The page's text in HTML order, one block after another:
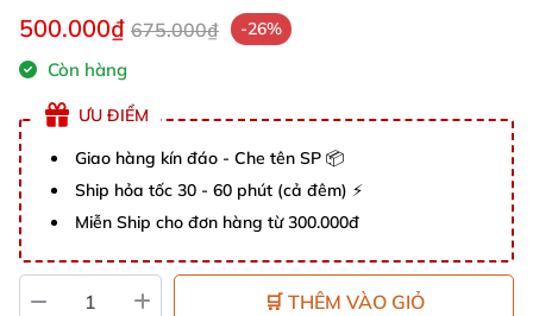
500.000₫ 675.000₫ -26%
Còn hàng
ƯU ĐIỂM
Giao hàng kín đáo - Che tên SP 📦
Ship hỏa tốc 30 - 60 phút (cả đêm) ⚡
Miễn Ship cho đơn hàng từ 300.000đ
🛒 THÊM VÀO GIỎ